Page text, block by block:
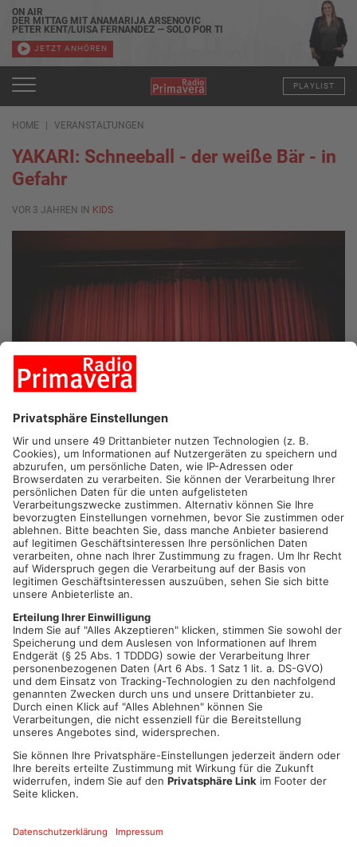
ON AIR
DER MITTAG MIT ANAMARIJA ARSENOVIC
PETER KENT/LUISA FERNANDEZ — SOLO POR TI
JETZT ANHÖREN
PLAYLIST
HOME VERANSTALTUNGEN
YAKARI: Schneeball - der weiße Bär - in
Gefahr
VOR 3 JAHREN IN KIDS
Den fröhlichen Indianerjungen zeichnet eine grenzenlose
Neugier für die Welt und großen Respekt für die Natur und alle
Tiere aus. Als einziger im Stamm der Sioux besitzt er die
Fähigkeit mit Tieren sprechen zu können, wodurch er viele
Freunde und Verbündete unter den Waldbewohnern gewinnt.
Mit ihnen, seiner Freundin REGENBOGEN und seinem Pony
KLEINER DONNER erlebt er zahlreiche aufregende Abenteuer.
Diesmal treffen sie auf den den wandernden Jäger und Krieger
GESPANNTER BOGEN der auf der Jagd nach dem weißen
Bären SCHNEEBALL ist, einem der Freunde von YAKARI, um
ihn zu erlegen und mit seinem Fell seine Trophäensammlung
zu erweitern.
GESPANNTER BOGEN verlangt von YAKARI, ihn zu
SCHNEEBALL zu führen.
REGENBOGEN als Geisel um seinen Willen durchzusetzen.
So schmieden YAKARI und sein Pony KLEINER DONNER einen
Plan um REGENBOGEN zu befreien und um GESPANNTER